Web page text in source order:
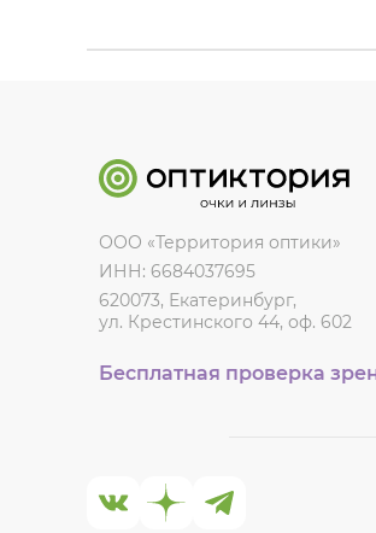
ООО «Территория оптики»
ИНН: 6684037695
620073, Екатеринбург,
ул. Крестинского 44, оф. 602
Бесплатная проверка